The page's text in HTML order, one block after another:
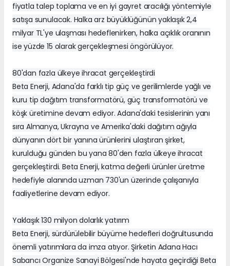
fiyatla talep toplama ve en iyi gayret aracılığı yöntemiyle
satışa sunulacak. Halka arz büyüklüğünün yaklaşık 2,4
milyar TL'ye ulaşması hedeflenirken, halka açıklık oranının
ise yüzde 15 olarak gerçekleşmesi öngörülüyor.
80'dan fazla ülkeye ihracat gerçekleştirdi
Beta Enerji, Adana'da farklı tip güç ve gerilimlerde yağlı ve
kuru tip dağıtım transformatörü, güç transformatörü ve
köşk üretimine devam ediyor. Adana'daki tesislerinin yanı
sıra Almanya, Ukrayna ve Amerika'daki dağıtım ağıyla
dünyanın dört bir yanına ürünlerini ulaştıran şirket,
kurulduğu günden bu yana 80'den fazla ülkeye ihracat
gerçekleştirdi. Beta Enerji, katma değerli ürünler üretme
hedefiyle alanında uzman 730'un üzerinde çalışanıyla
faaliyetlerine devam ediyor.
Yaklaşık 130 milyon dolarlık yatırım
Beta Enerji, sürdürülebilir büyüme hedefleri doğrultusunda
önemli yatırımlara da imza atıyor. Şirketin Adana Hacı
Sabancı Organize Sanayi Bölgesi'nde hayata geçirdiği Beta